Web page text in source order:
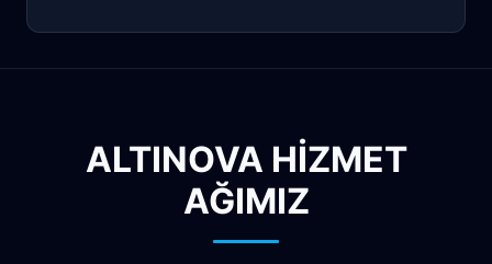
ALTINOVA HİZMET
AĞIMIZ